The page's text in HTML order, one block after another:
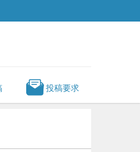
投稿要求